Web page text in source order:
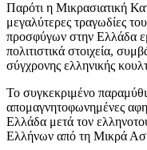
Παρότι η Μικρασιατική
μεγαλύτερες τραγωδίες
προσφύγων στην Ελλάδα
πολιτιστικά στοιχεία,
σύγχρονης ελληνικής
Το συγκεκριμένο
απομαγνητοφωνημένες
Ελλάδα μετά τον
Ελλήνων από τη Μικρά